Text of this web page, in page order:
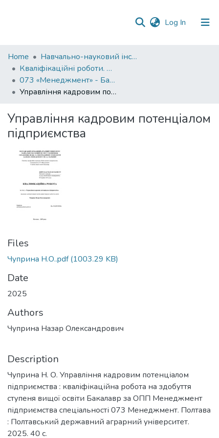
Log In (current)
Communities
&
Collections
All of DSpace
Statistics
Home
Навчально-науковий інститут економіки, управління, права та інформаційних технологій
Кваліфікаційні роботи. ННІ економіки, управління, права та ІТ
073 «Менеджмент» - Бакалаври 2024-2025
Управління кадровим потенціалом підприємства
Управління кадровим потенціалом
підприємства
Files
Чуприна Н.О..pdf(1003.29 KB)
Date
2025
Authors
Чуприна Назар Олександрович
Description
Чуприна Н. О. Управління кадровим потенціалом
підприємства : кваліфікаційна робота на здобуття
ступеня вищої освіти Бакалавр за ОПП Менеджмент
підприємства спеціальності 073 Менеджмент. Полтава
: Полтавський державний аграрний університет.
2025. 40 с.